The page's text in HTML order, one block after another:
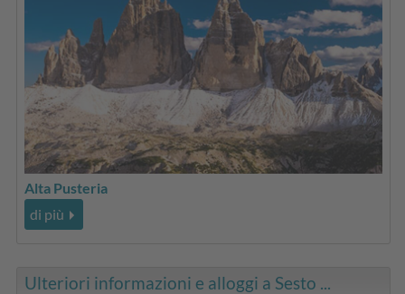
Alta Pusteria
di più
Ulteriori informazioni e alloggi a Sesto ...